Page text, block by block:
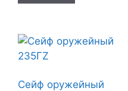
Сейф оружейный